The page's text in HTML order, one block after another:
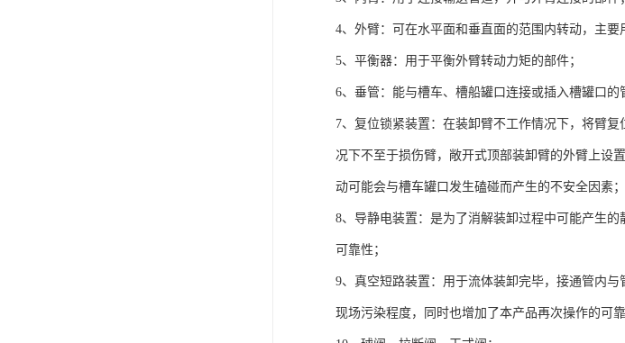
4、外臂：可在水平面和垂直面的范围内转动，主
5、平衡器：用于平衡外臂转动力矩的部件；
6、垂管：能与槽车、槽船罐口连接或插入槽罐口的
7、复位锁紧装置：在装卸臂不工作情况下，将臂
况下不至于损伤臂，敞开式顶部装卸臂的外臂上设
动可能会与槽车罐口发生磕碰而产生的不安全因素；
8、导静电装置：是为了消解装卸过程中可能产生
可靠性；
9、真空短路装置：用于流体装卸完毕，接通管内
现场污染程度，同时也增加了本产品再次操作的可